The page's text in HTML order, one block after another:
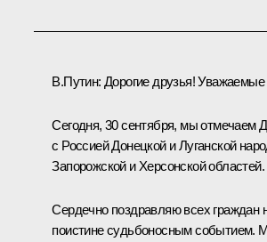
В.Путин: Дорогие друзья! Уважаемые
Сегодня, 30 сентября, мы отмечаем
с Россией Донецкой и Луганской
Запорожской и Херсонской областей.
Сердечно поздравляю всех граждан
поистине судьбоносным событием.